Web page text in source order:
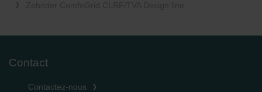
Zehnder Group Nederland bv: Privacyverklaringen
Zehnder Group Schweiz AG: Datenschutz
danych Zehnder
Contact
Contactez-nous